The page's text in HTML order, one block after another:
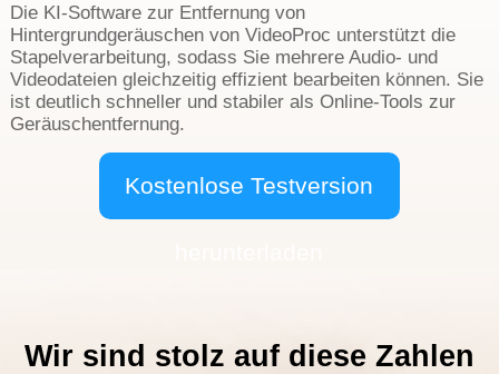
Die KI-Software zur Entfernung von
Hintergrundgeräuschen von VideoProc unterstützt die
Stapelverarbeitung, sodass Sie mehrere Audio- und
Videodateien gleichzeitig effizient bearbeiten können. Sie
ist deutlich schneller und stabiler als Online-Tools zur
Geräuschentfernung.
Kostenlose Testversion
Wir sind stolz auf diese Zahlen